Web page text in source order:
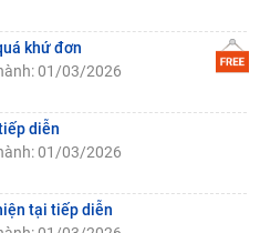
khứ đơn
01/03/2026
diễn
01/03/2026
tại tiếp diễn